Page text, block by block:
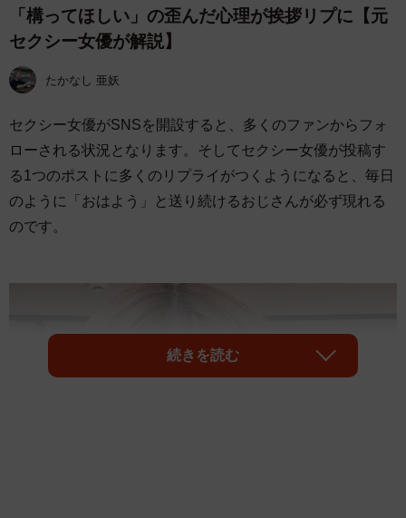
「構ってほしい」の歪んだ心理が挨拶リプに【元
セクシー女優が解説】
たかなし 亜妖
セクシー女優がSNSを開設すると、多くのファンからフォ
ローされる状況となります。そしてセクシー女優が投稿す
る1つのポストに多くのリプライがつくようになると、毎日
のように「おはよう」と送り続けるおじさんが必ず現れる
のです。
続きを読む